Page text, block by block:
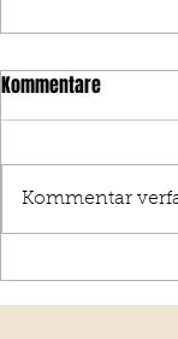
3er-DrumLick
Kommentare
Kommentar